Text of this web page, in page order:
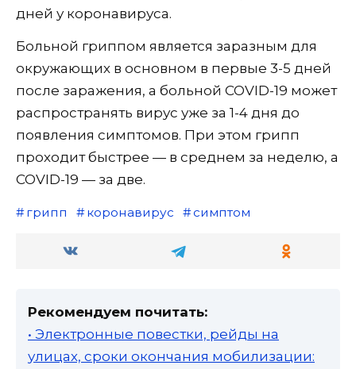
дней у коронавируса.
Больной гриппом является заразным для
окружающих в основном в первые 3-5 дней
после заражения, а больной COVID-19 может
распространять вирус уже за 1-4 дня до
появления симптомов. При этом грипп
проходит быстрее — в среднем за неделю, а
COVID-19 — за две.
грипп коронавирус симптом
Рекомендуем почитать:
• Электронные повестки, рейды на
улицах, сроки окончания мобилизации: